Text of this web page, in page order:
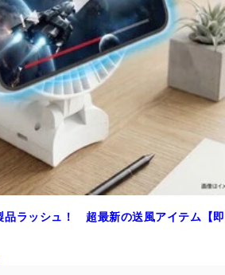
品ラッシュ！ 超最新の送風アイテム【即